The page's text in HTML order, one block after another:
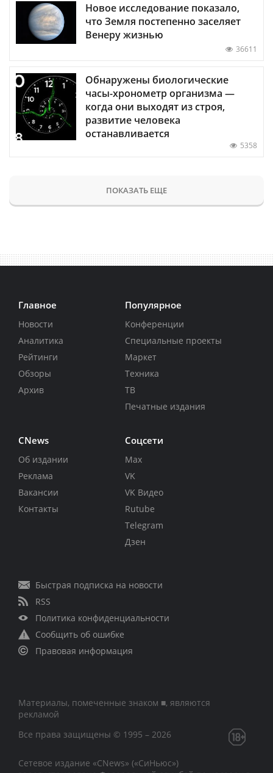
Новое исследование показало,
что Земля постепенно заселяет
Венеру жизнью
36611
Обнаружены биологические
часы-хронометр организма —
когда они выходят из строя,
развитие человека
останавливается
5358
ПОКАЗАТЬ ЕЩЕ
Главное
Новости
Аналитика
Рейтинги
Обзоры
Архив
Популярное
Конференции
Специальные проекты
Маркет
Техника
ТВ
Печатные издания
CNews
Об издании
Реклама
Вакансии
Контакты
Соцсети
Max
VK
VK Видео
Rutube
Telegram
Дзен
Быстрая подписка на новости
RSS
Политика конфиденциальности
Сообщить об ошибке
Правовая информация
Материалы, помеченные знаком ■, являются
рекламой
Все права защищены © 1995 – 2026
Сетевое издание «CNews» («СиНьюс»)